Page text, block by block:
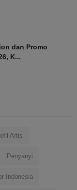
dan Promo
K...
Artis
Penyanyi
Indonesia